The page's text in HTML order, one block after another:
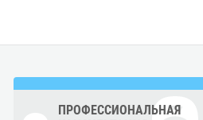
ПРОФЕССИОНАЛЬНАЯ